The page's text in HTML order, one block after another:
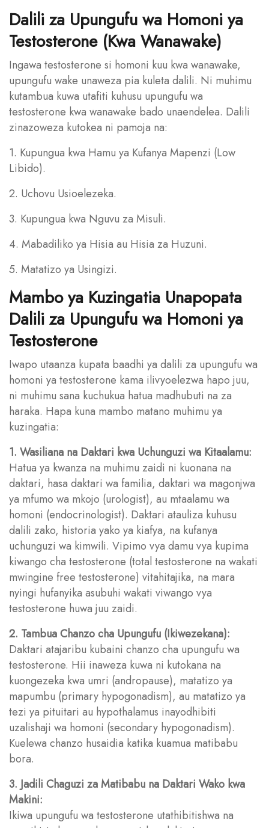
Dalili za Upungufu wa Homoni ya
Testosterone (Kwa Wanawake)
Ingawa testosterone si homoni kuu kwa wanawake,
upungufu wake unaweza pia kuleta dalili. Ni muhimu
kutambua kuwa utafiti kuhusu upungufu wa
testosterone kwa wanawake bado unaendelea. Dalili
zinazoweza kutokea ni pamoja na:
1. Kupungua kwa Hamu ya Kufanya Mapenzi (Low
Libido).
2. Uchovu Usioelezeka.
3. Kupungua kwa Nguvu za Misuli.
4. Mabadiliko ya Hisia au Hisia za Huzuni.
5. Matatizo ya Usingizi.
Mambo ya Kuzingatia Unapopata
Dalili za Upungufu wa Homoni ya
Testosterone
Iwapo utaanza kupata baadhi ya dalili za upungufu wa
homoni ya testosterone kama ilivyoelezwa hapo juu,
ni muhimu sana kuchukua hatua madhubuti na za
haraka. Hapa kuna mambo matano muhimu ya
kuzingatia:
1. Wasiliana na Daktari kwa Uchunguzi wa Kitaalamu:
Hatua ya kwanza na muhimu zaidi ni kuonana na
daktari, hasa daktari wa familia, daktari wa magonjwa
ya mfumo wa mkojo (urologist), au mtaalamu wa
homoni (endocrinologist). Daktari atauliza kuhusu
dalili zako, historia yako ya kiafya, na kufanya
uchunguzi wa kimwili. Vipimo vya damu vya kupima
kiwango cha testosterone (total testosterone na wakati
mwingine free testosterone) vitahitajika, na mara
nyingi hufanyika asubuhi wakati viwango vya
testosterone huwa juu zaidi.
2. Tambua Chanzo cha Upungufu (Ikiwezekana):
Daktari atajaribu kubaini chanzo cha upungufu wa
testosterone. Hii inaweza kuwa ni kutokana na
kuongezeka kwa umri (andropause), matatizo ya
mapumbu (primary hypogonadism), au matatizo ya
tezi ya pituitari au hypothalamus inayodhibiti
uzalishaji wa homoni (secondary hypogonadism).
Kuelewa chanzo husaidia katika kuamua matibabu
bora.
3. Jadili Chaguzi za Matibabu na Daktari Wako kwa
Makini:
Ikiwa upungufu wa testosterone utathibitishwa na